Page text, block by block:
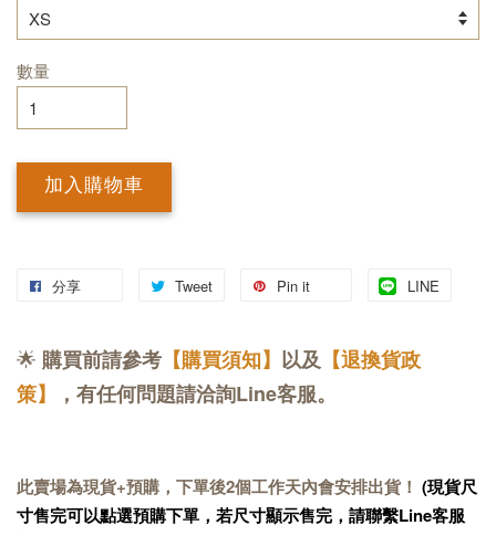
數量
加入購物車
分享 Tweet Pin it LINE
🌟 購買前請參考 【購買須知】 以及 【退換貨政
策】
，有任何問題請洽詢Line客服。
此賣場為現貨+預購，下單後2個工作天內會安排出貨！ (現貨尺
寸售完可以點選預購下單，若尺寸顯示售完，請聯繫Line客服